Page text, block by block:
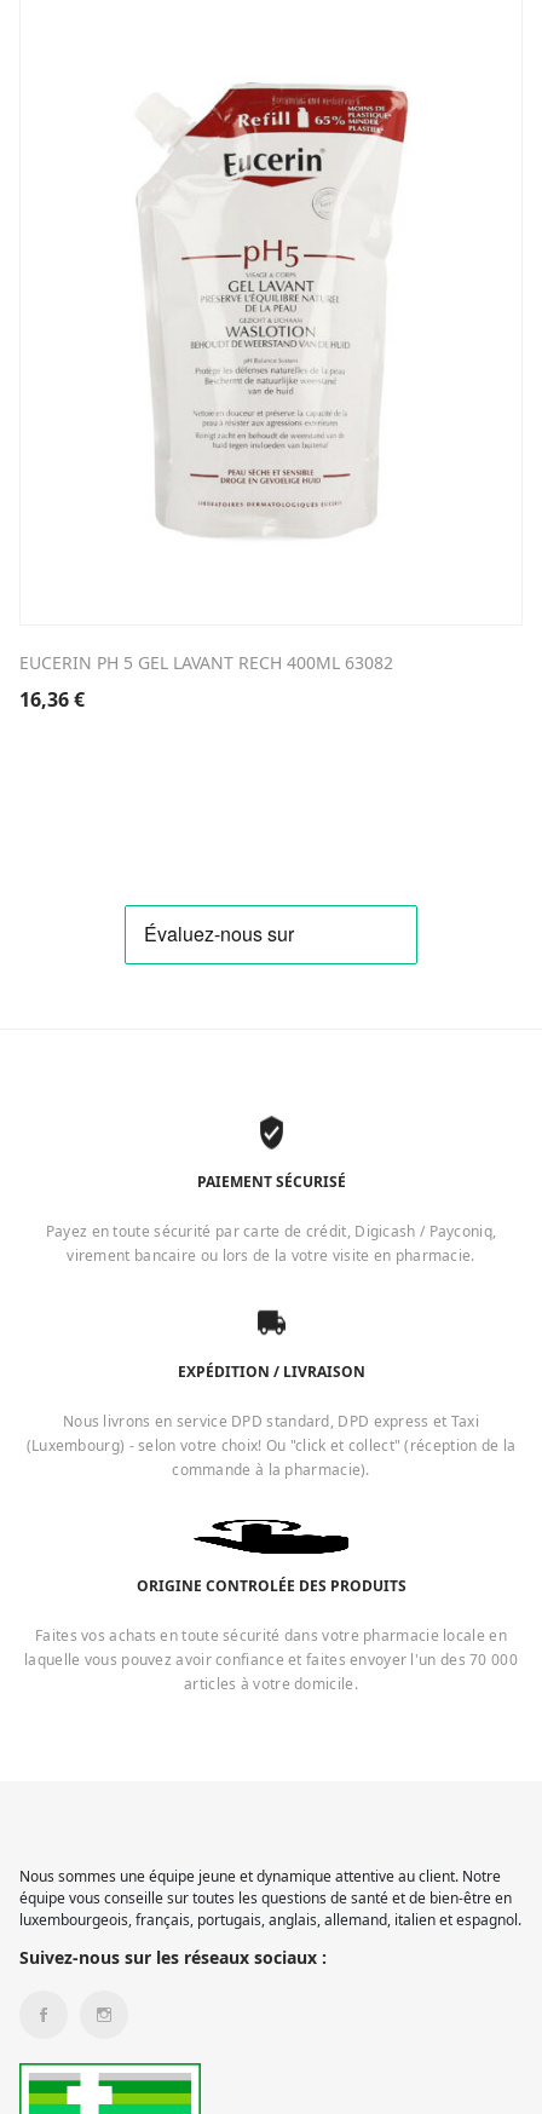
EUCERIN PH 5 GEL LAVANT RECH 400ML 63082
16,36€
PAIEMENT SÉCURISÉ
Payez en toute sécurité par carte de crédit, Digicash / Payconiq,
virement bancaire ou lors de la votre visite en pharmacie.
EXPÉDITION / LIVRAISON
Nous livrons en service DPD standard, DPD express et Taxi
(Luxembourg) - selon votre choix! Ou "click et collect" (réception de la
commande à la pharmacie).
ORIGINE CONTROLÉE DES PRODUITS
Faites vos achats en toute sécurité dans votre pharmacie locale en
laquelle vous pouvez avoir confiance et faites envoyer l'un des 70 000
articles à votre domicile.
Nous sommes une équipe jeune et dynamique attentive au client. Notre
équipe vous conseille sur toutes les questions de santé et de bien-être en
luxembourgeois, français, portugais, anglais, allemand, italien et espagnol.
Suivez-nous sur les réseaux sociaux :